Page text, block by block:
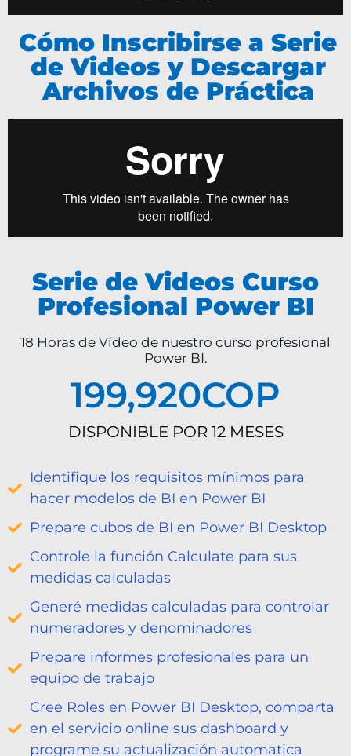
Cómo Inscribirse a Serie
de Videos y Descargar
Archivos de Práctica
Serie de Videos Curso
Profesional Power BI
18 Horas de Vídeo de nuestro curso profesional
Power BI.
DISPONIBLE POR 12 MESES
199,920COP
Identifique los requisitos mínimos para
hacer modelos de BI en Power BI
Prepare cubos de BI en Power BI Desktop
Controle la función Calculate para sus
medidas calculadas
Generé medidas calculadas para controlar
numeradores y denominadores
Prepare informes profesionales para un
equipo de trabajo
Cree Roles en Power BI Desktop, comparta
en el servicio online sus dashboard y
programe su actualización automatica